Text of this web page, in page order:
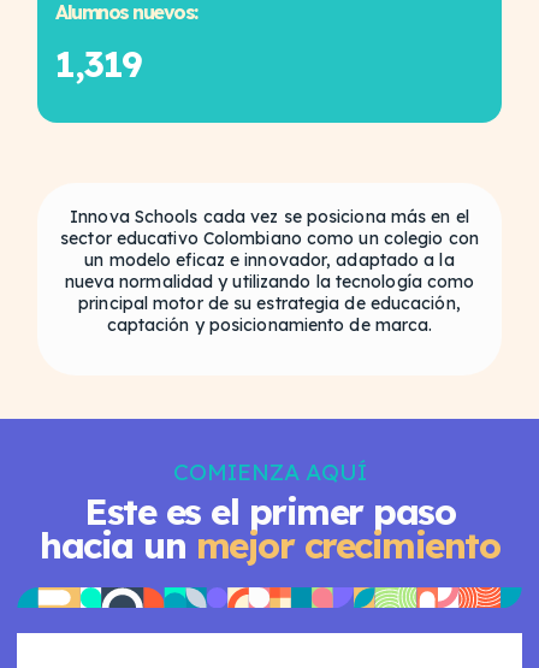
Alumnos nuevos:
1,319
Innova Schools cada vez se posiciona más en el
sector educativo Colombiano como un colegio con
un modelo eficaz e innovador, adaptado a la
nueva normalidad y utilizando la tecnología como
principal motor de su estrategia de educación,
captación y posicionamiento de marca.
COMIENZA AQUÍ
Este es el primer paso
hacia un mejor crecimiento